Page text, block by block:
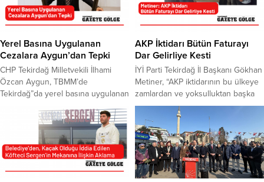
de hem teşkilat çalışmaları hem de
Ankara ile Tekirdağ arasındaki
altın çağını yaşattığı belirtiliyor.
Teşkilatın gençlik kolları...
ilçesinde 25 kişinin hayatını
kaybettiği, 328 kişinin yaralandığı
davanın 17. duruşması Çorlu Halk
Eğitim Merkezi’nde...
Yerel Basına Uygulanan
Cezalara Aygun’dan Tepki
CHP Tekirdağ Milletvekili İlhami
Özcan Aygun, TBMM’de
Tekirdağ”da yerel basına uygulanan
gösterdi.Basın İlan Kurumu’nun
bazı gazete sahiplerine, “Artık yazılı
basının sonuna gelindi, internet
medyası yaygınlaşıyor”
söylemlerine ilişkin iddiaları da
AKP İktidarı Bütün Faturayı
Dar Gelirliye Kesti
İYİ Parti Tekirdağ İl Başkanı Gökhan
Metiner, “AKP iktidarının bu ülkeye
zamlardan ve yoksulluktan başka
verecek hiçbir şeyi kalmamıştır. son
olarak uygulanan akaryakıttaki ÖTV
oranlarına yapılan zamla birlikte
milletimiz derin bir yoksulluk
çukuruna gömülmek istenmektedir.
Deli Dumrul iktidarı, vatandaşın
gırtlağına çökmüş, garibanın kanını